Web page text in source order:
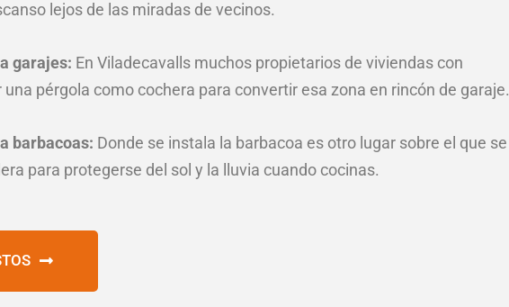
lejos de las miradas de vecinos.
garajes: En Viladecavalls muchos propietarios de viviendas con
pérgola como cochera para convertir esa zona en rincón de garaje.
barbacoas: Donde se instala la barbacoa es otro lugar sobre el que se
para protegerse del sol y la lluvia cuando cocinas.